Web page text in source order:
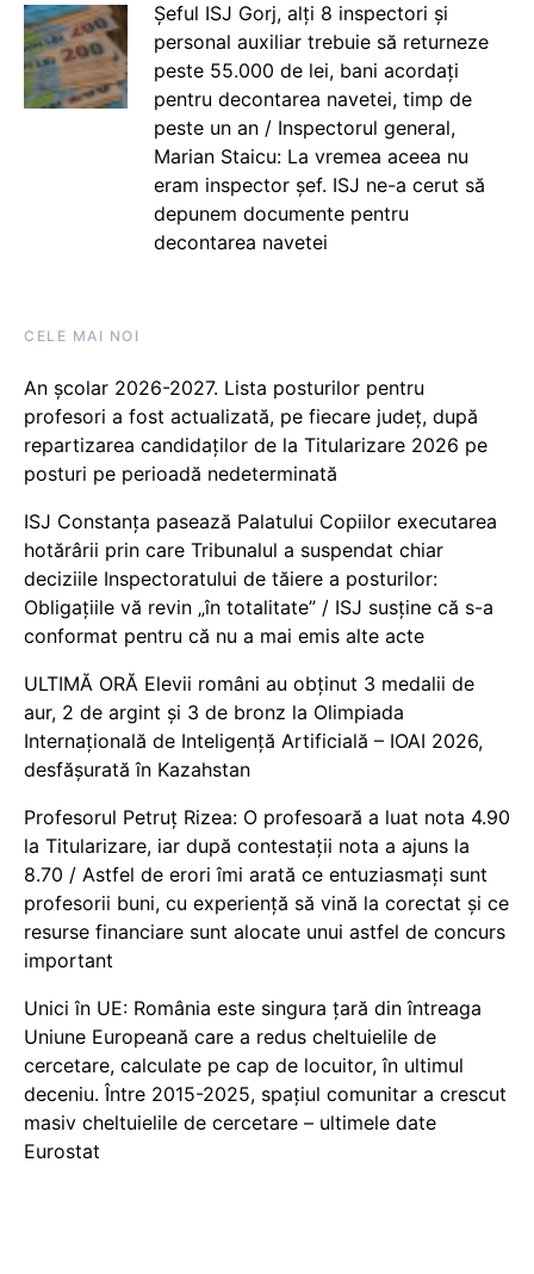
Șeful ISJ Gorj, alți 8 inspectori și
personal auxiliar trebuie să returneze
peste 55.000 de lei, bani acordați
pentru decontarea navetei, timp de
peste un an / Inspectorul general,
Marian Staicu: La vremea aceea nu
eram inspector șef. ISJ ne-a cerut să
depunem documente pentru
decontarea navetei
CELE MAI NOI
An școlar 2026-2027. Lista posturilor pentru
profesori a fost actualizată, pe fiecare județ, după
repartizarea candidaților de la Titularizare 2026 pe
posturi pe perioadă nedeterminată
ISJ Constanța pasează Palatului Copiilor executarea
hotărârii prin care Tribunalul a suspendat chiar
deciziile Inspectoratului de tăiere a posturilor:
Obligațiile vă revin „în totalitate” / ISJ susține că s-a
conformat pentru că nu a mai emis alte acte
ULTIMĂ ORĂ Elevii români au obținut 3 medalii de
aur, 2 de argint și 3 de bronz la Olimpiada
Internațională de Inteligență Artificială – IOAI 2026,
desfășurată în Kazahstan
Profesorul Petruț Rizea: O profesoară a luat nota 4.90
la Titularizare, iar după contestații nota a ajuns la
8.70 / Astfel de erori îmi arată ce entuziasmați sunt
profesorii buni, cu experiență să vină la corectat și ce
resurse financiare sunt alocate unui astfel de concurs
important
Unici în UE: România este singura țară din întreaga
Uniune Europeană care a redus cheltuielile de
cercetare, calculate pe cap de locuitor, în ultimul
deceniu. Între 2015-2025, spațiul comunitar a crescut
masiv cheltuielile de cercetare – ultimele date
Eurostat